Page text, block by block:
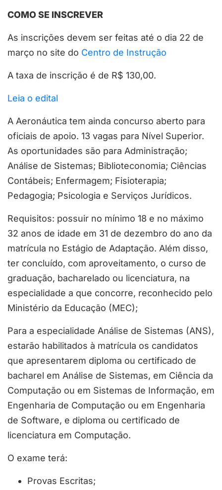
COMO SE INSCREVER
As inscrições devem ser feitas até o dia 22 de
março no site do Centro de Instrução
A taxa de inscrição é de R$ 130,00.
Leia o edital
A Aeronáutica tem ainda concurso aberto para
oficiais de apoio. 13 vagas para Nível Superior.
As oportunidades são para Administração;
Análise de Sistemas; Biblioteconomia; Ciências
Contábeis; Enfermagem; Fisioterapia;
Pedagogia; Psicologia e Serviços Jurídicos.
Requisitos: possuir no mínimo 18 e no máximo
32 anos de idade em 31 de dezembro do ano da
matrícula no Estágio de Adaptação. Além disso,
ter concluído, com aproveitamento, o curso de
graduação, bacharelado ou licenciatura, na
especialidade a que concorre, reconhecido pelo
Ministério da Educação (MEC);
Para a especialidade Análise de Sistemas (ANS),
estarão habilitados à matrícula os candidatos
que apresentarem diploma ou certificado de
bacharel em Análise de Sistemas, em Ciência da
Computação ou em Sistemas de Informação, em
Engenharia de Computação ou em Engenharia
de Software, e diploma ou certificado de
licenciatura em Computação.
O exame terá:
Provas Escritas;